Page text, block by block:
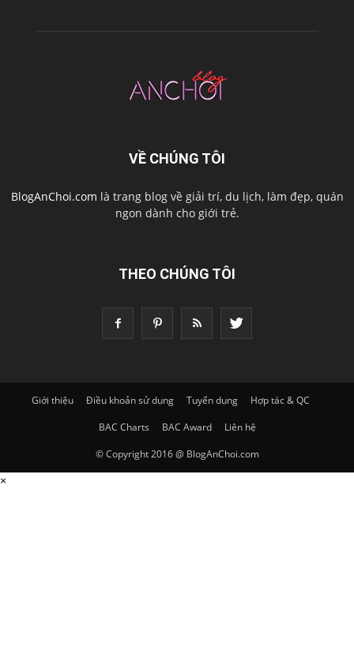
VỀ CHÚNG TÔI
BlogAnChoi.com là trang blog về giải trí, du lịch, làm đẹp, quán
ngon dành cho giới trẻ.
THEO CHÚNG TÔI
Giới thiệu Điều khoản sử dụng Tuyển dụng
Hợp tác & QC
BAC Charts
BAC Award
Liên hệ
© Copyright 2016 @ BlogAnChoi.com
×